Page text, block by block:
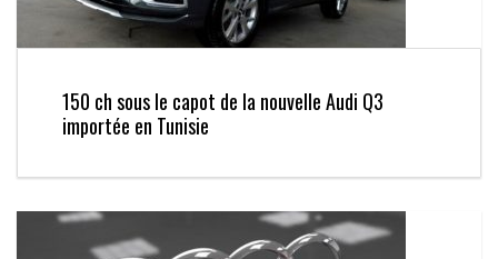
150 ch sous le capot de la nouvelle Audi Q3
importée en Tunisie